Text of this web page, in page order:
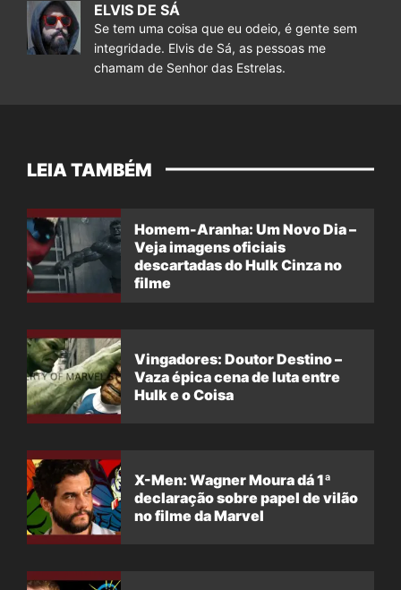
ELVIS DE SÁ
Se tem uma coisa que eu odeio, é gente sem
integridade. Elvis de Sá, as pessoas me
chamam de Senhor das Estrelas.
LEIA TAMBÉM
Homem-Aranha: Um Novo Dia –
Veja imagens oficiais
descartadas do Hulk Cinza no
filme
Vingadores: Doutor Destino –
Vaza épica cena de luta entre
Hulk e o Coisa
X-Men: Wagner Moura dá 1ª
declaração sobre papel de vilão
no filme da Marvel